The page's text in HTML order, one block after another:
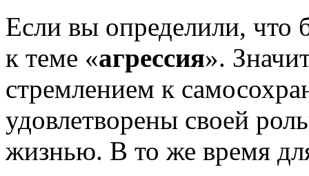
Если вы определили, что
к теме «агрессия».
стремлением к
удовлетворены своей
жизнью. В то же время